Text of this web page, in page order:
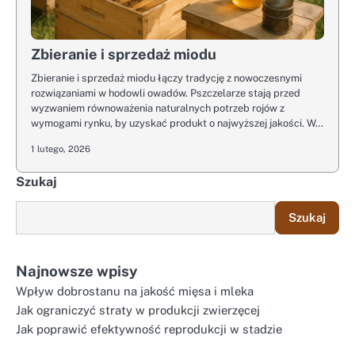
Zbieranie i sprzedaż miodu
Zbieranie i sprzedaż miodu łączy tradycję z nowoczesnymi
rozwiązaniami w hodowli owadów. Pszczelarze stają przed
wyzwaniem równoważenia naturalnych potrzeb rojów z
wymogami rynku, by uzyskać produkt o najwyższej jakości. W…
1 lutego, 2026
Szukaj
Szukaj
Najnowsze wpisy
Wpływ dobrostanu na jakość mięsa i mleka
Jak ograniczyć straty w produkcji zwierzęcej
Jak poprawić efektywność reprodukcji w stadzie